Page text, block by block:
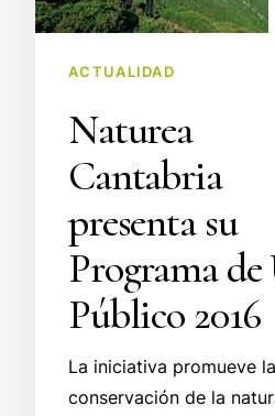
Uso
2016ACTUALIDAD
Naturea
Cantabria
presenta su
Programa de
Público 2016
La iniciativa promueve la
conservación de la